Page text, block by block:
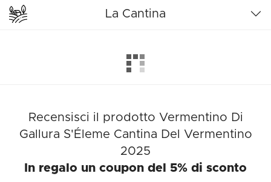
La Cantina
Recensisci il prodotto Vermentino Di
Gallura S'Éleme Cantina Del Vermentino
2025
In regalo un coupon del 5% di sconto